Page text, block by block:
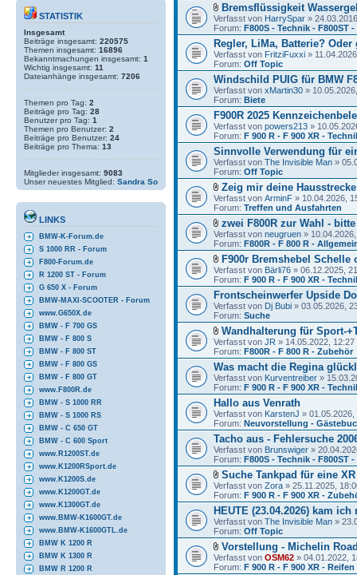
STATISTIK
Insgesamt
Beiträge insgesamt: 220575
Themen insgesamt: 16896
Bekanntmachungen insgesamt: 1
Wichtig insgesamt: 11
Dateianhänge insgesamt: 7206
Themen pro Tag: 2
Beiträge pro Tag: 28
Benutzer pro Tag: 1
Themen pro Benutzer: 2
Beiträge pro Benutzer: 24
Beiträge pro Thema: 13
Mitglieder insgesamt: 9083
Unser neuestes Mitglied: Sandra So
LINKS
BMW-K-Forum.de
S 1000 RR - Forum
F800-Forum.de
R 1200 ST - Forum
G 650 X - Forum
BMW-MAXI-SCOOTER - Forum
www.G650X.de
BMW - F 700 GS
BMW - F 800 S
BMW - F 800 ST
BMW - F 800 GS
BMW - F 800 GT
www.F800R.de
BMW - S 1000 RR
BMW - S 1000 RS
BMW - C 650 GT
BMW - C 600 Sport
www.R1200ST.de
www.K1200RSport.de
www.K1200S.de
www.K1200GT.de
www.K1300GT.de
www.BMW-K1600GT.de
www.BMW-K1600GTL.de
BMW K 1200 R
BMW K 1300 R
BMW R 1200 R
Bremsflüssigkeit
Verfasst von HarrySpar »
Forum: F800S - Technik - F800ST -
Regler, LiMa, Batterie? Oder
Verfasst von FritziFuxxi »
Forum: Off Topic
Windschild PUIG für BMW
Verfasst von xMartin30 »
Forum: Biete
F900R 2025
Verfasst von powers213 »
Forum: F 900 R - F 900 XR -
Sinnvolle Verwendung für
Verfasst von The Invisible Man »
Forum: Off Topic
Zeig mir deine Hausstrecke
Verfasst von ArminF » 10.04.2026,
Forum: Treffen und Ausfahrten
zwei F800R zur Wahl -
Verfasst von neugruen »
Forum: F800R - F 800 R -
F900r Bremshebel Schelle
Verfasst von Bärli76 » 06.12.2025,
Forum: F 900 R - F 900 XR -
Frontscheinwerfer Upside
Verfasst von Dj Bubi » 03.05.2026,
Forum: Suche
Wandhalterung für Sport-
Verfasst von JR » 14.05.2022, 12:27
Forum: F800R - F 800 R - Zubehör
Was macht die Regina
Verfasst von Kurventreiber »
Forum: F 900 R - F 900 XR -
Hallo aus Venrath
Verfasst von KarstenJ » 01.05.2026,
Forum: Neuvorstellung -
Tacho aus - Fehlersuche
Verfasst von Brunswiger »
Forum: F800S - Technik - F800ST -
Suche Tankpad für eine XR
Verfasst von Zora » 25.11.2025,
Forum: F 900 R - F 900 XR -
HEUTE (23.04.2026) kam
Verfasst von The Invisible Man »
Forum: Off Topic
Vorstellung - Michelin
Verfasst von OSM62 » 04.01.2022,
Forum: F 900 R - F 900 XR - Reifen